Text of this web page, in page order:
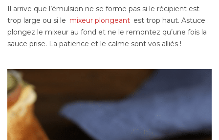
Il arrive que l’émulsion ne se forme pas si le récipient est
trop large ou si le mixeur plongeant est trop haut. Astuce :
plongez le mixeur au fond et ne le remontez qu’une fois la
sauce prise. La patience et le calme sont vos alliés !